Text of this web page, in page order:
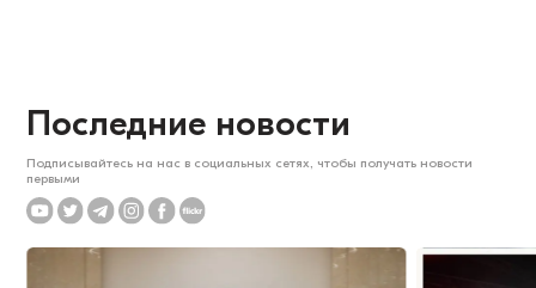
Последние новости
Подписывайтесь на нас в социальных сетях, чтобы получать новости
первыми